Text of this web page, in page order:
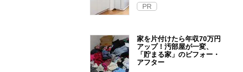
PR
家を片付けたら年収70万円
アップ！汚部屋が一変、
「貯まる家」のビフォー・
アフター